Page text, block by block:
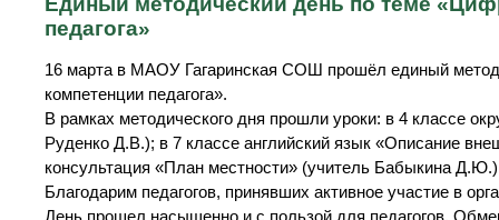
педагога»
16 марта в МАОУ Гагаринская СОШ прошёл единый
компетенции педагога».
В рамках методического дня прошли уроки: в 4 классе
Руденко Д.В.); в 7 классе английский язык «Описание
консультация «План местности» (учитель Бабыкина
Благодарим педагогов, принявших активное участие в
День прошел насыщенно и с пользой для педагогов.